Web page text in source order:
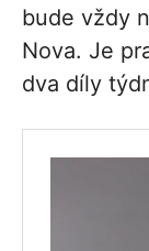
bude vždy
Nova. Je
dva díly